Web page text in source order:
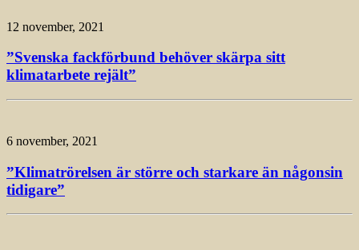
12 november, 2021
”Svenska fackförbund behöver skärpa sitt
klimatarbete rejält”
6 november, 2021
”Klimatrörelsen är större och starkare än någonsin
tidigare”